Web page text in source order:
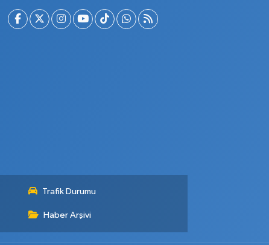
Trafik Durumu
Haber Arşivi